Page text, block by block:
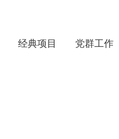
经典项目 党群工作